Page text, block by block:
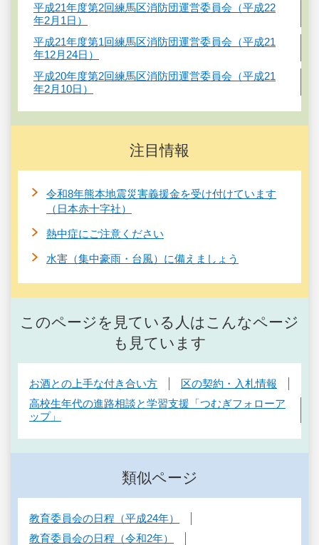
平成21年度第2回練馬区消防団運営委員会（平成22
年2月1日）
平成21年度第1回練馬区消防団運営委員会（平成21
年12月24日）
平成20年度第2回練馬区消防団運営委員会（平成21
年2月10日）
注目情報
令和8年熊本地震災害義援金を受け付けています
（日本赤十字社）
熱中症にご注意ください
水害（集中豪雨・台風）に備えましょう
このページを見ている人はこんなページ
も見ています
お酒との上手な付き合い方
区の契約・入札情報
高校生年代の進路相談と学習支援「つむぎフォローア
ップ」
類似ページ
教育委員会の日程（平成24年）
教育委員会の日程（令和2年）